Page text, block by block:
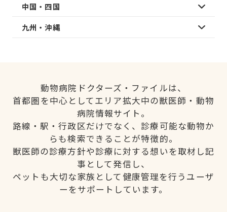
中国・四国
九州・沖縄
動物病院ドクターズ・ファイルは、
首都圏を中心としてエリア拡大中の獣医師・動物
病院情報サイト。
路線・駅・行政区だけでなく、診療可能な動物か
らも検索できることが特徴的。
獣医師の診療方針や診療に対する想いを取材し記
事として発信し、
ペットも大切な家族として健康管理を行うユーザ
ーをサポートしています。